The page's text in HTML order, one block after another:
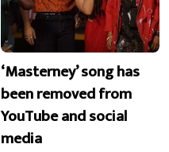
‘Masterney’ song has
been removed from
YouTube and social
media